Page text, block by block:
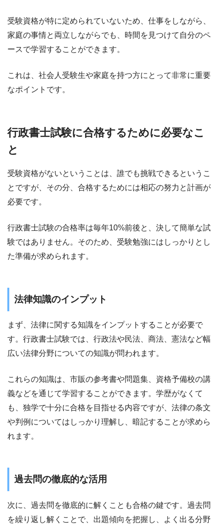
受験資格が特に定められていないため、仕事をしながら、
家庭の事情と両立しながらでも、時間を見つけて自分のペ
ースで学習することができます。
これは、社会人受験生や家庭を持つ方にとって非常に重要
なポイントです。
行政書士試験に合格するために必要なこ
と
受験資格がないということは、誰でも挑戦できるというこ
とですが、その分、合格するためには相応の努力と計画が
必要です。
行政書士試験の合格率は毎年10%前後と、決して簡単な試
験ではありません。そのため、受験勉強にはしっかりとし
た準備が求められます。
法律知識のインプット
まず、法律に関する知識をインプットすることが必要で
す。行政書士試験では、行政法や民法、商法、憲法など幅
広い法律分野についての知識が問われます。
これらの知識は、市販の参考書や問題集、資格予備校の講
義などを通じて学習することができます。学歴がなくて
も、独学で十分に合格を目指せる内容ですが、法律の条文
や判例についてはしっかり理解し、暗記することが求めら
れます。
過去問の徹底的な活用
次に、過去問を徹底的に解くことも合格の鍵です。過去問
を繰り返し解くことで、出題傾向を把握し、よく出る分野